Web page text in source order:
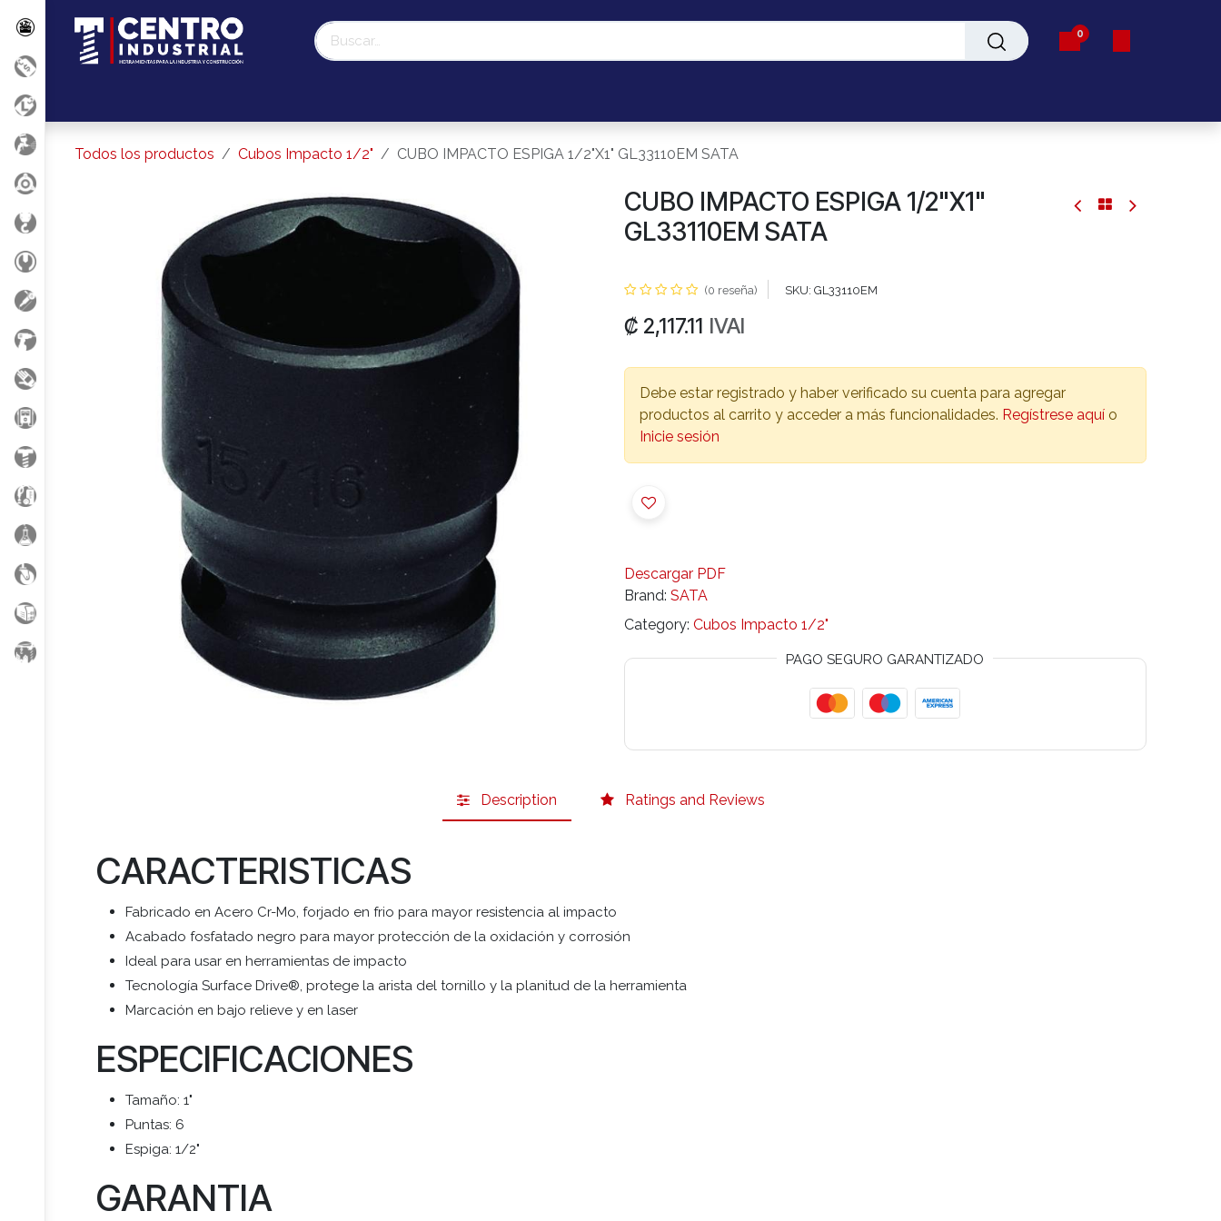
0
Todos los productos Cubos Impacto 1/2" CUBO IMPACTO ESPIGA 1/2"X1" GL33110EM SATA
CUBO IMPACTO ESPIGA 1/2"X1"
GL33110EM SATA
(0 reseña) SKU: GL33110EM
₡ 2,117.11 IVAI
Debe estar registrado y haber verificado su cuenta para agregar
productos al carrito y acceder a más funcionalidades. Regístrese aquí o
Inicie sesión
Descargar PDF
Brand: SATA
Category: Cubos Impacto 1/2"
PAGO SEGURO GARANTIZADO
Description Ratings and Reviews
CARACTERISTICAS
Fabricado en Acero Cr-Mo, forjado en frio para mayor resistencia al impacto
Acabado fosfatado negro para mayor protección de la oxidación y corrosión
Ideal para usar en herramientas de impacto
Tecnología Surface Drive®, protege la arista del tornillo y la planitud de la herramienta
Marcación en bajo relieve y en laser
ESPECIFICACIONES
Tamaño: 1"
Puntas: 6
Espiga: 1/2"
GARANTIA